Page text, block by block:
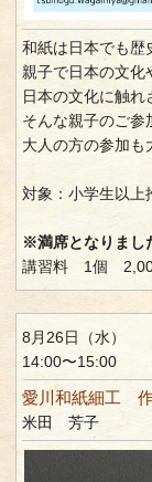
和紙は日本でも歴
親子で日本の文化
日本の文化に触れ
そんな親子のご参
大人の方の参加も
対象：小学生以上
※満席となりまし
講習料 1個 2,000
8月26日（水）
14:00〜15:00
愛川和紙細工
米田 芳子